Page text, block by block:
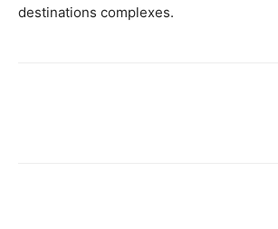
destinations complexes.